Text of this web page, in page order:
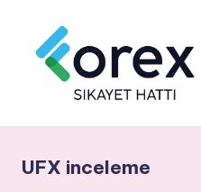
UFX inceleme